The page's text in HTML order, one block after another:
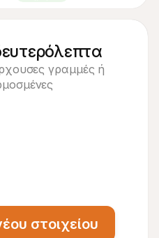
Πληρωμένογραμμές ή
στοιχείου